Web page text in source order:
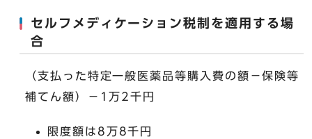
セルフメディケーション税制を適用する場
合
（支払った特定一般医薬品等購入費の額－保険等
補てん額）－1万2千円
限度額は8万8千円